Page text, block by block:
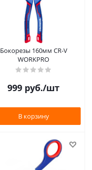
Бокорезы 160мм CR-V
WORKPRO
999 руб./шт
В корзину